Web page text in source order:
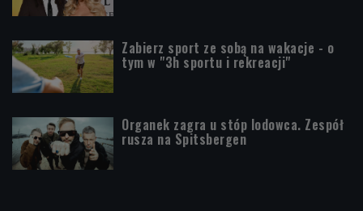
Zabierz sport ze sobą na wakacje - o
tym w "3h sportu i rekreacji"
Organek zagra u stóp lodowca. Zespół
rusza na Spitsbergen